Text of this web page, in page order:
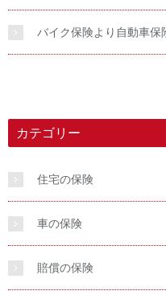
バイク保険より自動車保
カテゴリー
住宅の保険
車の保険
賠償の保険